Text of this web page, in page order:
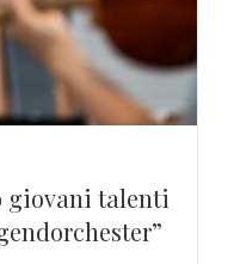
giovani talenti